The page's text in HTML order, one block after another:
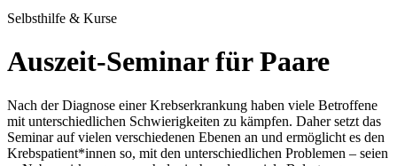
Selbsthilfe & Kurse
Auszeit-Seminar für Paare
Nach der Diagnose einer Krebserkrankung haben viele Betroffene
mit unterschiedlichen Schwierigkeiten zu kämpfen. Daher setzt das
Seminar auf vielen verschiedenen Ebenen an und ermöglicht es den
Krebspatient*innen so, mit den unterschiedlichen Problemen – seien